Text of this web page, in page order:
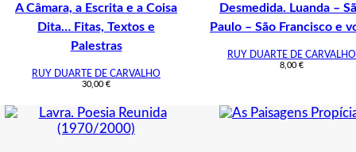
A Câmara, a Escrita e a Coisa
Dita… Fitas, Textos e
Palestras
RUY DUARTE DE CARVALHO
30,00 €
Desmedida. Luanda –
Paulo – São Francisco e
RUY DUARTE DE CARVALHO
8,00 €